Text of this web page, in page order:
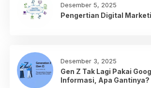
Desember 5, 2025
Pengertian Digital
Desember 3, 2025
Gen Z Tak Lagi Pakai
Informasi, Apa Gantinya?